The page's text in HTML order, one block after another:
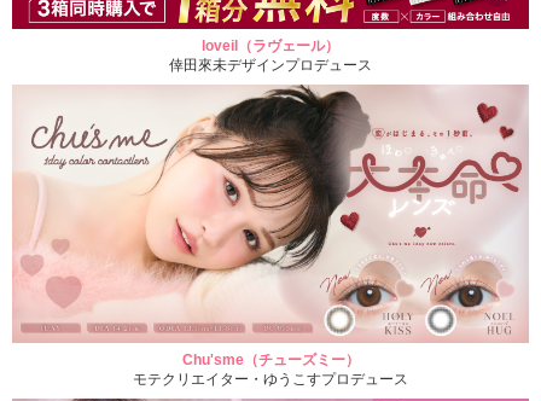
loveil（ラヴェール）
倖田來未デザインプロデュース
Chu'sme（チューズミー）
モテクリエイター・ゆうこすプロデュース